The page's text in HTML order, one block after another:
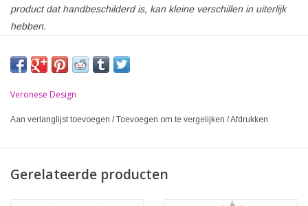
product dat handbeschilderd is, kan kleine verschillen in uiterlijk
hebben.
Veronese Design
Aan verlanglijst toevoegen /Toevoegen om te vergelijken /Afdrukken
Gerelateerde producten